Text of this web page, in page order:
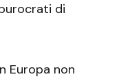
di
Europa non